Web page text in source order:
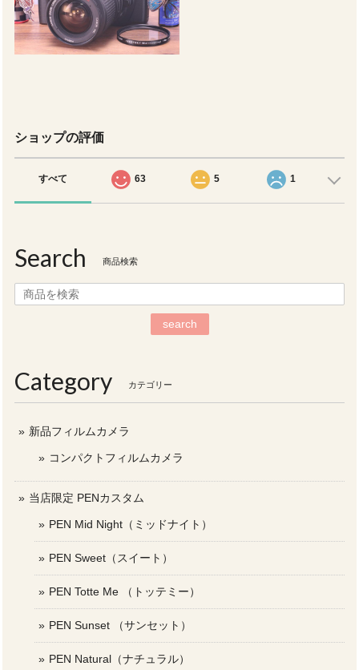
ショップの評価
すべて 63 5 1
Search 商品検索
search
Category カテゴリー
新品フィルムカメラ
コンパクトフィルムカメラ
当店限定 PENカスタム
PEN Mid Night（ミッドナイト）
PEN Sweet（スイート）
PEN Totte Me （トッテミー）
PEN Sunset （サンセット）
PEN Natural（ナチュラル）